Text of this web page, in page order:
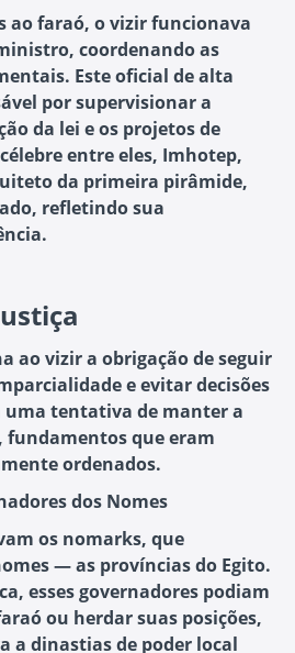
ao faraó, o vizir funcionava
coordenando as
Este oficial de alta
por supervisionar a
da lei e os projetos de
entre eles, Imhotep,
da primeira pirâmide,
refletindo sua
ao vizir a obrigação de seguir
e evitar decisões
uma tentativa de manter a
fundamentos que eram
ordenados.
dos Nomes
os nomarks, que
— as províncias do Egito.
esses governadores podiam
ou herdar suas posições,
a dinastias de poder local